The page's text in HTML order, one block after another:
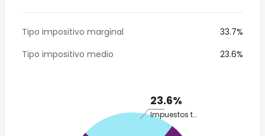
Tipo impositivo marginal
33.7%
Tipo impositivo medio
23.6%
23.6%
Impuestos totales